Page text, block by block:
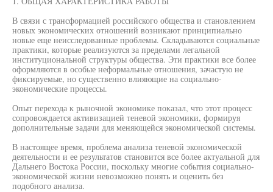
В связи с трансформацией российского общества и становлением
новых экономических отношений возникают принципиально
новые еще неисследованные проблемы. Складываются социальные
практики, которые реализуются за пределами легальной
институциональной структуры общества. Эти практики все более
оформляются в особые неформальные отношения, зачастую не
фиксируемые, но существенно влияющие на социально-
экономические процессы.
Опыт перехода к рыночной экономике показал, что этот процесс
сопровождается активизацией теневой экономики, формируя
дополнительные задачи для меняющейся экономической системы.
В настоящее время, проблема анализа теневой экономической
деятельности и ее результатов становится все более актуальной для
Дальнего Востока России, поскольку многие события социально-
экономической жизни невозможно понять и оценить без
подобного анализа.